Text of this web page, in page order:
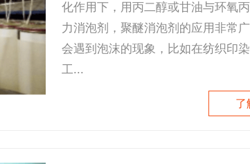
化作用下，用丙二醇或甘油与环氧
力消泡剂，聚醚消泡剂的应用非常
会遇到泡沫的现象，比如在纺织印
工...
了